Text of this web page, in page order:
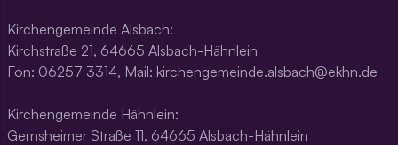
Kirchengemeinde Alsbach:
Kirchstraße 21, 64665 Alsbach-Hähnlein
Fon: 06257 3314, Mail: kirchengemeinde.alsbach@ekhn.de
Kirchengemeinde Hähnlein:
Gernsheimer Straße 11, 64665 Alsbach-Hähnlein